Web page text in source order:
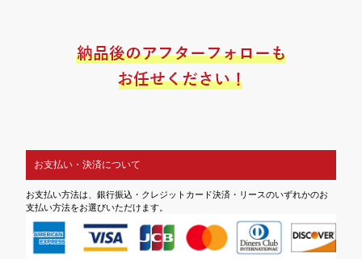
お支払い・決済について
お支払い方法は、銀行振込・クレジットカード決済・リースのいずれかのお
支払い方法をお選びいただけます。